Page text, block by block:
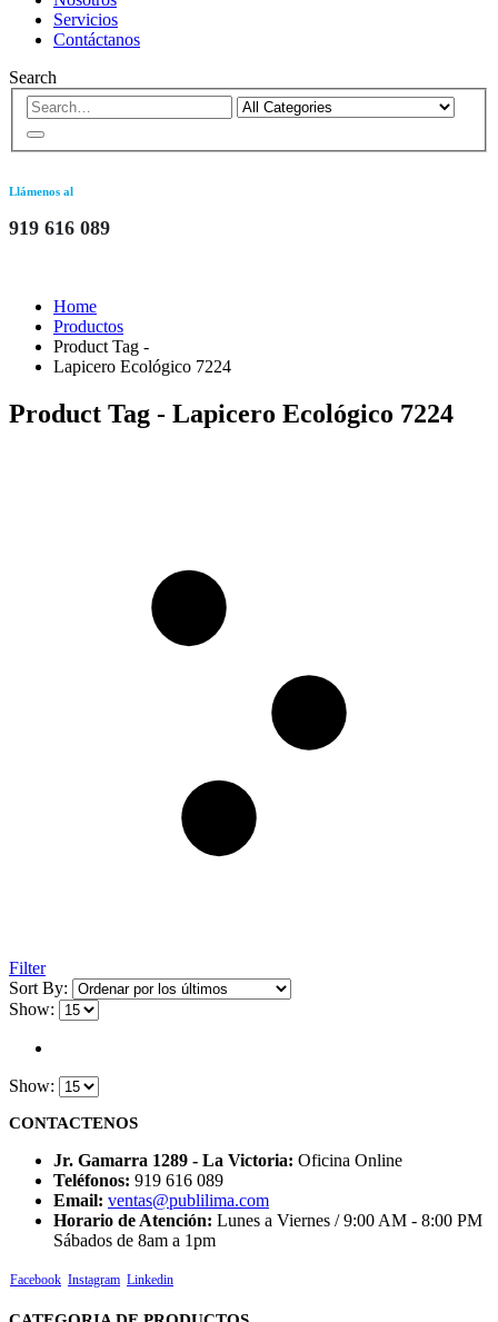
Servicios
Contáctanos
Search
Llámenos al
919 616 089
Home
Productos
Product Tag -
Lapicero Ecológico 7224
Product Tag - Lapicero Ecológico 7224
Filter
Sort By:
Show:
Show:
CONTACTENOS
Jr. Gamarra 1289 - La Victoria: Oficina Online
Teléfonos: 919 616 089
Email: ventas@publilima.com
Horario de Atención: Lunes a Viernes / 9:00 AM - 8:00 PM
Sábados de 8am a 1pm
Facebook Instagram Linkedin